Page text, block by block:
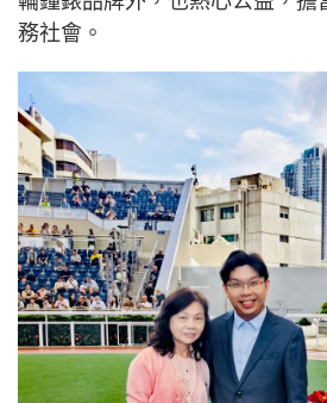
務社會。